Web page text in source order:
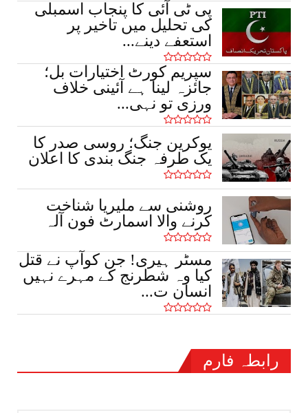
پی ٹی آئی کا پنجاب اسمبلی
کی تحلیل میں تاخیر پر
استعفے دینے...
سپریم کورٹ اختیارات بل؛
جائزہ لینا ہے آئینی خلاف
ورزی تو نہی...
یوکرین جنگ؛ روسی صدر کا
یک طرفہ جنگ بندی کا اعلان
روشنی سے ملیریا شناخت
کرنے والا اسمارٹ فون آلہ
مسٹر ہیری! جن کوآپ نے قتل
کیا وہ شطرنج کے مہرے نہیں
انسان ت...
رابطہ فارم